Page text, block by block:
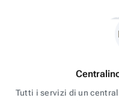
Tutti i servizi di un